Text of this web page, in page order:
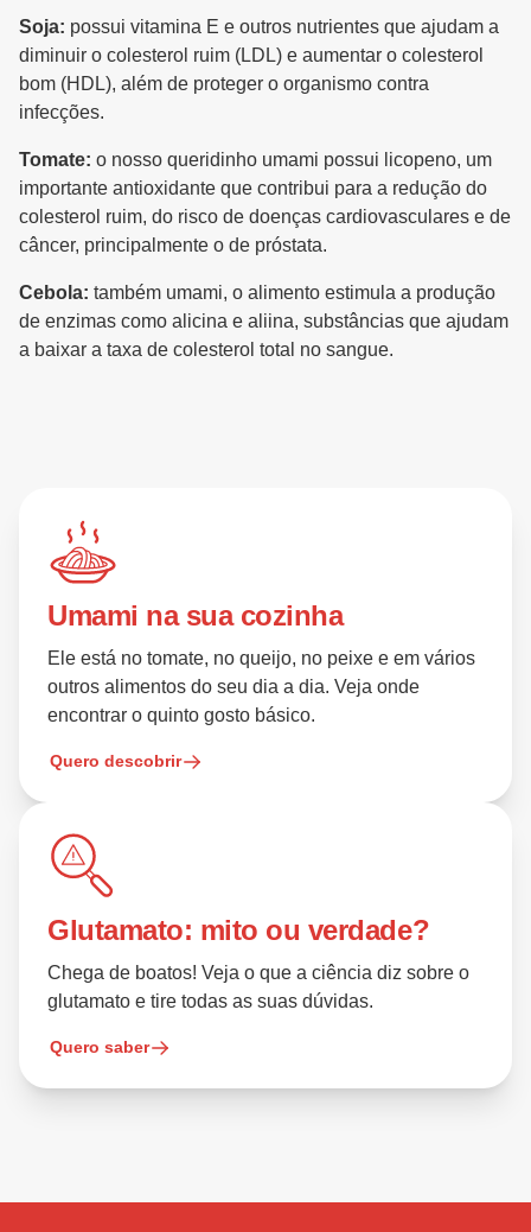
Soja: possui vitamina E e outros nutrientes que ajudam a
diminuir o colesterol ruim (LDL) e aumentar o colesterol
bom (HDL), além de proteger o organismo contra
infecções.
Tomate: o nosso queridinho umami possui licopeno, um
importante antioxidante que contribui para a redução do
colesterol ruim, do risco de doenças cardiovasculares e de
câncer, principalmente o de próstata.
Cebola: também umami, o alimento estimula a produção
de enzimas como alicina e aliina, substâncias que ajudam
a baixar a taxa de colesterol total no sangue.
Umami na sua cozinha
Ele está no tomate, no queijo, no peixe e em vários
outros alimentos do seu dia a dia. Veja onde
encontrar o quinto gosto básico.
Quero descobrir
Glutamato: mito ou verdade?
Chega de boatos! Veja o que a ciência diz sobre o
glutamato e tire todas as suas dúvidas.
Quero saber